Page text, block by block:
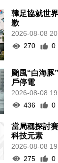
韓足協就世
歉
2026-08-08
270
0
颱風“白海豚
戶停電
2026-08-08
436
0
當局稱探討
科技元素
2026-08-08
275
0